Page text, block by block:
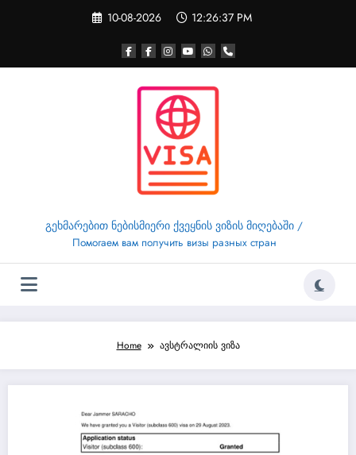
10-08-2026 12:26:37 PM
გეხმარებით ნებისმიერი ქვეყნის ვიზის მიღებაში /
Помогаем вам получить визы разных стран
Home ავსტრალიის ვიზა